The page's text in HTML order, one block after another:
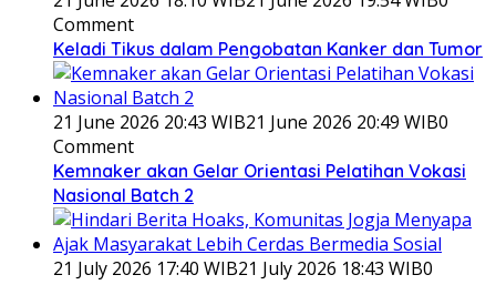
Comment
Keladi Tikus dalam Pengobatan Kanker dan Tumor
21 June 2026 20:43 WIB21 June 2026 20:49 WIB0
Comment
Kemnaker akan Gelar Orientasi Pelatihan Vokasi
Nasional Batch 2
21 July 2026 17:40 WIB21 July 2026 18:43 WIB0